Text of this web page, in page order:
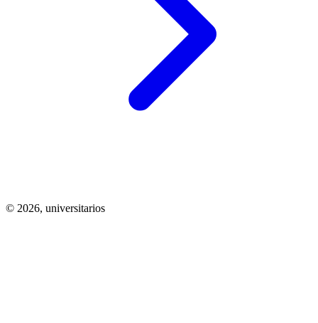
© 2026, universitarios